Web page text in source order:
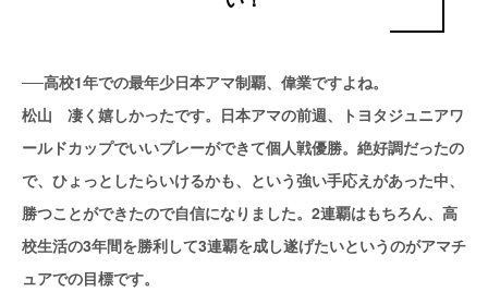
──高校1年での最年少日本アマ制覇、偉業ですよね。
松山 凄く嬉しかったです。日本アマの前週、トヨタジュニアワ
ールドカップでいいプレーができて個人戦優勝。絶好調だったの
で、ひょっとしたらいけるかも、という強い手応えがあった中、
勝つことができたので自信になりました。2連覇はもちろん、高
校生活の3年間を勝利して3連覇を成し遂げたいというのがアマチ
ュアでの目標です。